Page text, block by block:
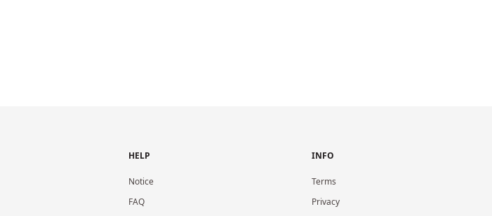
HELP
Notice
FAQ
INFO
Terms
Privacy